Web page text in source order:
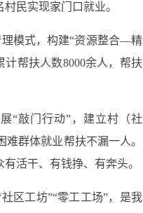
民实现家门口就业。
理模式，构建“资源整合—精
帮扶人数8000余人，帮扶
“敲门行动”，建立村（社
群体就业帮扶不漏一人。
活干、有钱挣、有奔头。
区工坊”“零工工场”，是我